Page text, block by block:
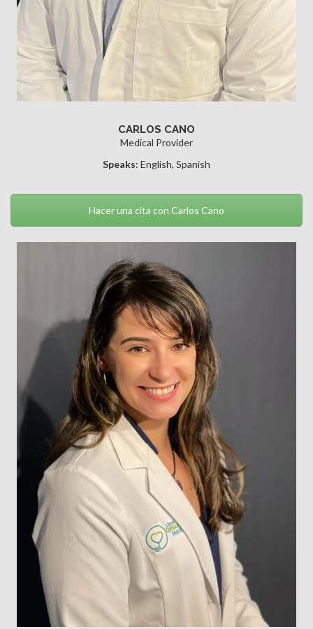
CARLOS CANO
Medical Provider
Speaks: English, Spanish
Hacer una cita con Carlos Cano